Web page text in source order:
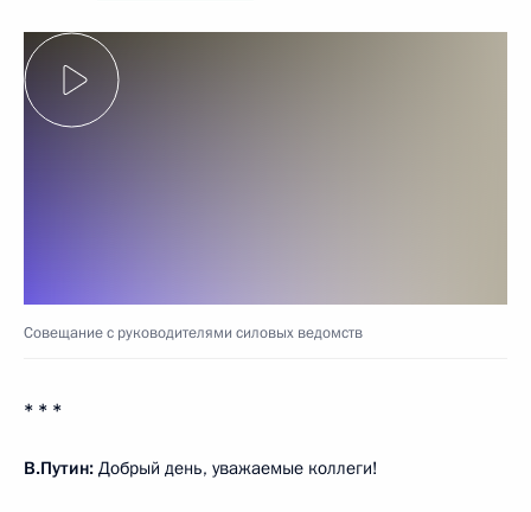
Совещание с руководителями силовых ведомств
* * *
В.Путин: Добрый день, уважаемые коллеги!